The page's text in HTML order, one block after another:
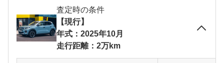
査定時の条件
【現行】
年式：2025年10月
走行距離：2万km